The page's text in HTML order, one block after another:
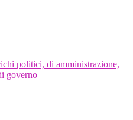
politici, di amministrazione,
governo